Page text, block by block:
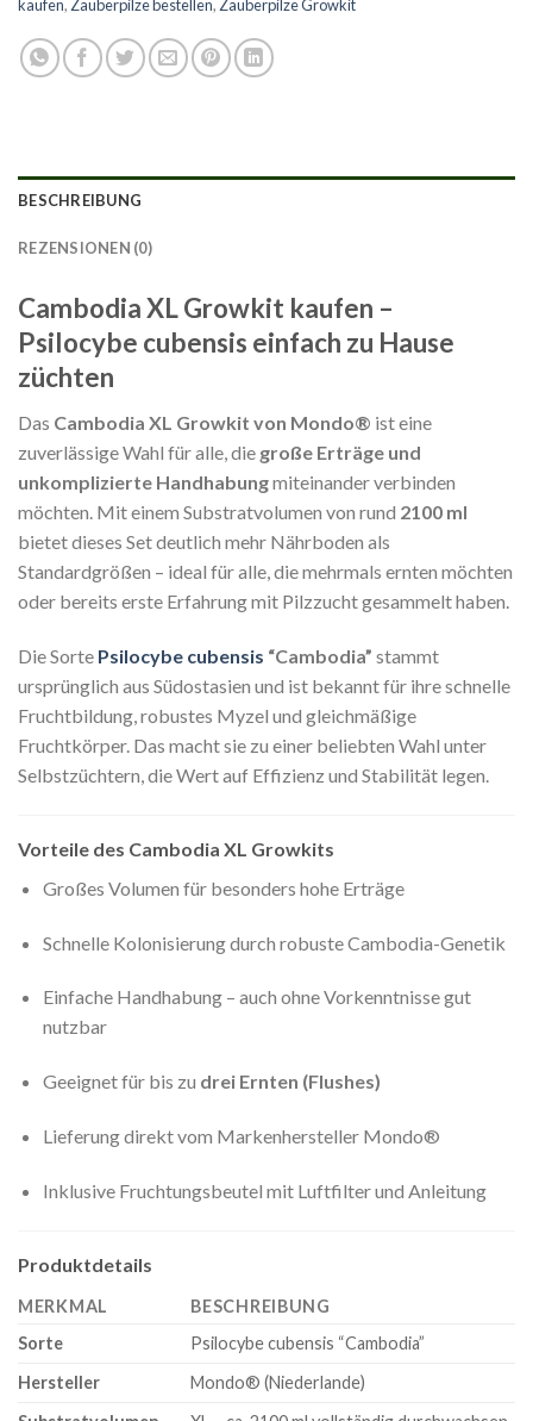
kaufen, Zauberpilze bestellen, Zauberpilze Growkit
BESCHREIBUNG
REZENSIONEN (0)
Cambodia XL Growkit kaufen –
Psilocybe cubensis einfach zu Hause
züchten
Das Cambodia XL Growkit von Mondo® ist eine
zuverlässige Wahl für alle, die große Erträge und
unkomplizierte Handhabungmiteinander verbinden
möchten. Mit einem Substratvolumen von rund 2100 ml
bietet dieses Set deutlich mehr Nährboden als
Standardgrößen – ideal für alle, die mehrmals ernten möchten
oder bereits erste Erfahrung mit Pilzzucht gesammelt haben.
Die Sorte Psilocybe cubensis “Cambodia” stammt
ursprünglich aus Südostasien und ist bekannt für ihre schnelle
Fruchtbildung, robustes Myzel und gleichmäßige
Fruchtkörper. Das macht sie zu einer beliebten Wahl unter
Selbstzüchtern, die Wert auf Effizienz und Stabilität legen.
Vorteile des Cambodia XL Growkits
Großes Volumen für besonders hohe Erträge
Schnelle Kolonisierung durch robuste Cambodia-Genetik
Einfache Handhabung – auch ohne Vorkenntnisse gut
nutzbar
Geeignet für bis zu drei Ernten (Flushes)
Lieferung direkt vom Markenhersteller Mondo®
Inklusive Fruchtungsbeutel mit Luftfilter und Anleitung
Produktdetails
MERKMAL
BESCHREIBUNG
Sorte
Psilocybe cubensis “Cambodia”
Hersteller
Mondo® (Niederlande)